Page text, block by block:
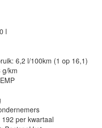
l
6,2 l/100km (1 op 16,1)
g/km
per kwartaal